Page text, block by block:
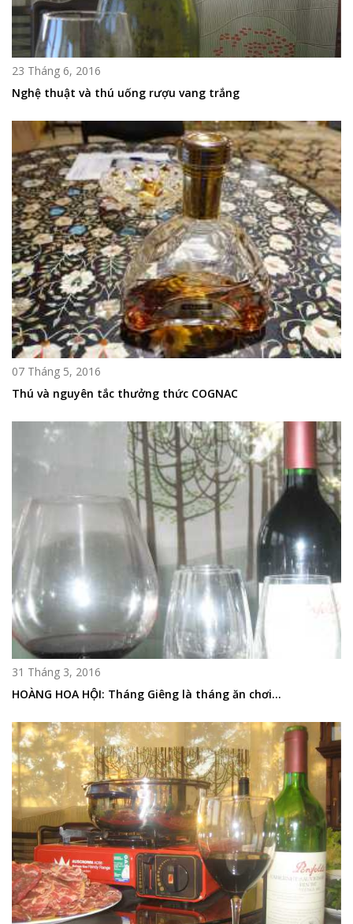
23 Tháng 6, 2016
Nghệ thuật và thú uống rượu vang trắng
07 Tháng 5, 2016
Thú và nguyên tắc thưởng thức COGNAC
31 Tháng 3, 2016
HOÀNG HOA HỘI: Tháng Giêng là tháng ăn chơi…